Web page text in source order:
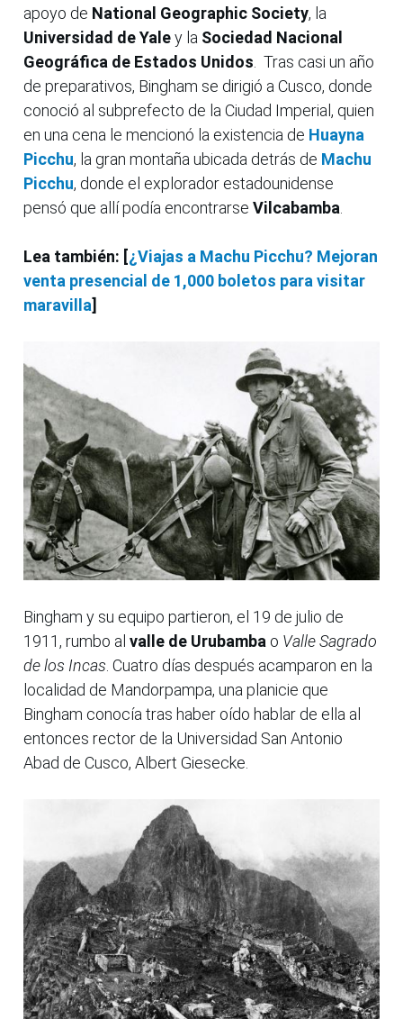
apoyo de National Geographic Society, la
Universidad de Yaley la Sociedad Nacional
Geográfica de Estados Unidos. Tras casi un año
de preparativos, Bingham se dirigió a Cusco, donde
conoció al subprefecto de la Ciudad Imperial, quien
en una cena le mencionó la existencia de Huayna
Picchu, la gran montaña ubicada detrás de Machu
Picchu, donde el explorador estadounidense
pensó que allí podía encontrarse Vilcabamba.
Lea también: [¿Viajas a Machu Picchu? Mejoran
venta presencial de 1,000 boletos para visitar
maravilla]
Bingham y su equipo partieron, el 19 de julio de
1911, rumbo al valle de Urubamba o Valle Sagrado
de los Incas . Cuatro días después acamparon en la
localidad de Mandorpampa, una planicie que
Bingham conocía tras haber oído hablar de ella al
entonces rector de la Universidad San Antonio
Abad de Cusco, Albert Giesecke.